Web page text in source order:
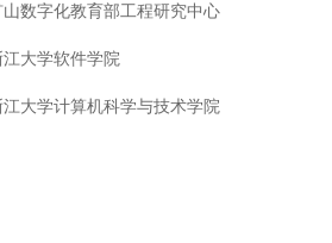
山数字化教育部工程研究中心
江大学软件学院
江大学计算机科学与技术学院